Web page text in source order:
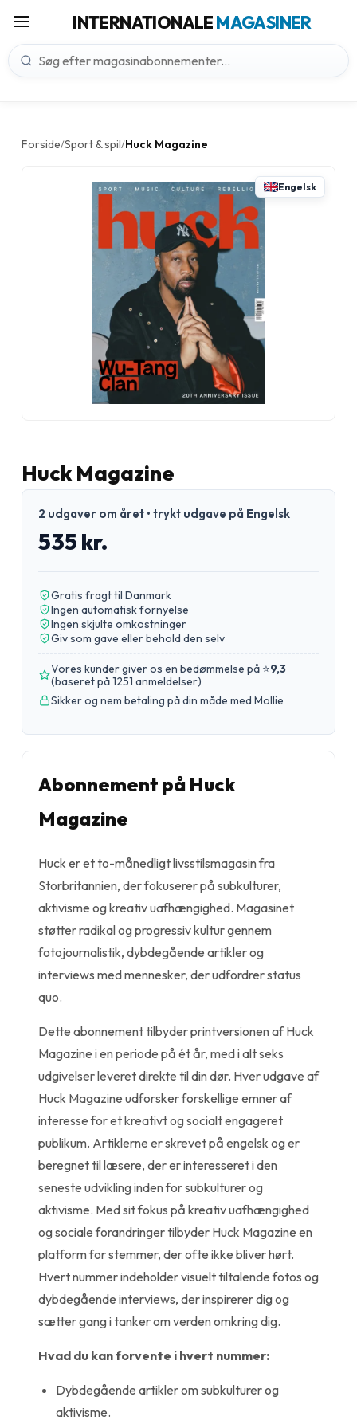
INTERNATIONALEMAGASINER
Forside/Sport & spil/Huck Magazine
Engelsk
Huck Magazine
2 udgaver om året • trykt udgave på Engelsk
535 kr.
Gratis fragt til Danmark
Ingen automatisk fornyelse
Ingen skjulte omkostninger
Giv som gave eller behold den selv
Vores kunder giver os en bedømmelse på ⭐9,3
(baseret på 1251 anmeldelser)
Sikker og nem betaling på din måde med Mollie
Abonnement på Huck
Magazine
Huck er et to-månedligt livsstilsmagasin fra
Storbritannien, der fokuserer på subkulturer,
aktivisme og kreativ uafhængighed. Magasinet
støtter radikal og progressiv kultur gennem
fotojournalistik, dybdegående artikler og
interviews med mennesker, der udfordrer status
quo.
Dette abonnement tilbyder printversionen af Huck
Magazine i en periode på ét år, med i alt seks
udgivelser leveret direkte til din dør. Hver udgave af
Huck Magazine udforsker forskellige emner af
interesse for et kreativt og socialt engageret
publikum. Artiklerne er skrevet på engelsk og er
beregnet til læsere, der er interesseret i den
seneste udvikling inden for subkulturer og
aktivisme. Med sit fokus på kreativ uafhængighed
og sociale forandringer tilbyder Huck Magazine en
platform for stemmer, der ofte ikke bliver hørt.
Hvert nummer indeholder visuelt tiltalende fotos og
dybdegående interviews, der inspirerer dig og
sætter gang i tanker om verden omkring dig.
Hvad du kan forvente i hvert nummer:
Dybdegående artikler om subkulturer og
aktivisme.